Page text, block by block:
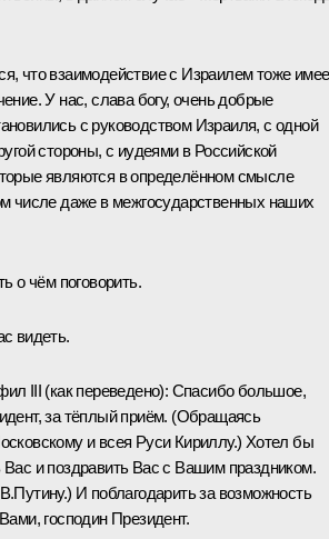
что взаимодействие с Израилем тоже
У нас, слава богу, очень добрые
с руководством Израиля, с одной
стороны, с иудеями в Российской
являются в определённом смысле
числе даже в межгосударственных наших
о чём поговорить.
видеть.
III (как переведено): Спасибо большое,
за тёплый приём. (Обращаясь
и всея Руси Кириллу.) Хотел бы
Вас и поздравить Вас с Вашим праздником.
И поблагодарить за возможность
господин Президент.